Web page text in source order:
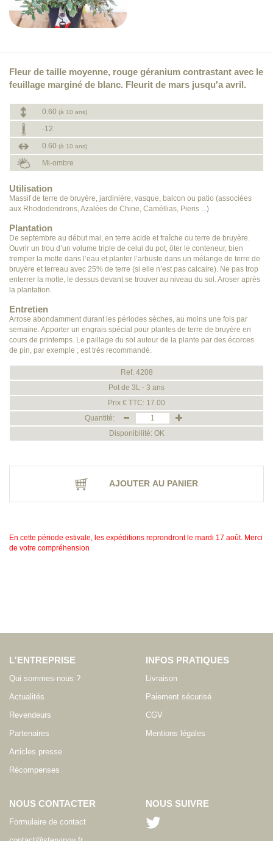
Fleur de taille moyenne, rouge géranium contrastant avec le
feuillage marginé de blanc. Fleurit de mars jusqu'a avril.
0.60 (à 10 ans)
-12
0.60 (à 10 ans)
Mi-ombre
Utilisation
Massif de terre de bruyère, jardinière, vasque, balcon ou patio (associées
aux Rhododendrons, Azalées de Chine, Caméllias, Pieris ...)
Plantation
De septembre au début mai, en terre acide et fraîche ou terre de bruyère.
Ouvrir un trou d’un volume triple de celui du pot, ôter le conteneur, bien
tremper la motte dans l’eau et planter l’arbuste dans un mélange de terre de
bruyère et terreau avec 25% de terre (si elle n’est pas calcaire). Ne pas trop
enterrer la motte, le dessus devant se trouver au niveau du sol. Aroser après
la plantation.
Entretien
Arrose abondamment durant les périodes sèches, au moins une fois par
semaine. Apporter un engrais spécial pour plantes de terre de bruyère en
cours de printemps. Le paillage du sol autour de la plante par des écorces
de pin, par exemple ; est très recommandé.
Ref. 4208
Pot de 3L - 3 ans
Prix € TTC: 17.00
Quantité:
Disponibilité: OK
AJOUTER AU PANIER
En cette période estivale, les expéditions reprondront le mardi 17 août. Merci
de votre compréhension
L'ENTREPRISE
Qui sommes-nous ?
Actualités
Revendeurs
Partenaires
Articles presse
Récompenses
INFOS PRATIQUES
Livraison
Paiement sécurisé
CGV
Mentions légales
NOUS CONTACTER
Formulaire de contact
NOUS SUIVRE